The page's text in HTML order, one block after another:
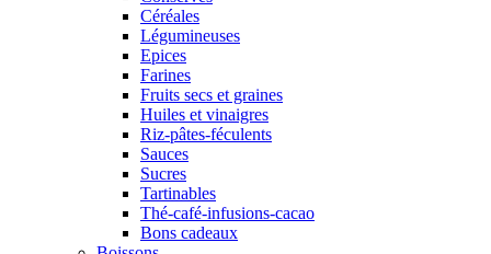
Céréales
Légumineuses
Epices
Farines
Fruits secs et graines
Huiles et vinaigres
Riz-pâtes-féculents
Sauces
Sucres
Tartinables
Thé-café-infusions-cacao
Bons cadeaux